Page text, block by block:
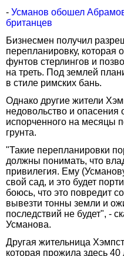
- Усманов обошел
британцев
Бизнесмен получил
перепланировку, которая
фунтов стерлингов и
на треть. Под землей
в стиле римских бань.
Однако другие жители
недовольство и опасения
испорченного на месяцы
грунта.
"Такие перепланировки
должны понимать, что
привилегия. Ему
свой сад, и это будет
боюсь, что это повредит
вывезти тонны земли и
последствий не будет", -
Усманова.
Другая жительница
которая прожила здесь